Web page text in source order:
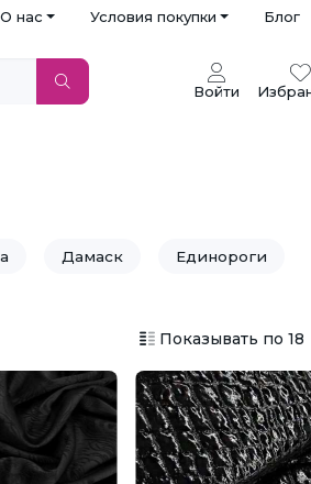
О нас Условия покупки Блог
Войти
Дамаск Единороги
Пятна Рисунок Рубчик
февраля Принты к Пасхе
Показывать по 18